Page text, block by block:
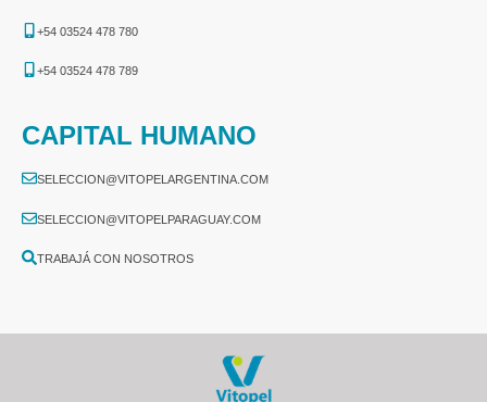
+54 03524 478 780​
+54 03524 478 789​
CAPITAL HUMANO
SELECCION@VITOPELARGENTINA.COM
SELECCION@VITOPELPARAGUAY.COM
TRABAJÁ CON NOSOTROS